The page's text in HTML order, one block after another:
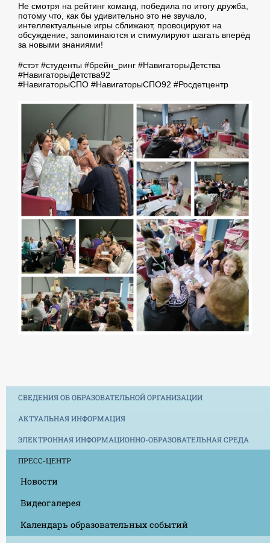
Не смотря на рейтинг команд, победила по итогу дружба,
потому что, как бы удивительно это не звучало,
интеллектуальные игры сближают, провоцируют на
обсуждение, запоминаются и стимулируют шагать вперёд
за новыми знаниями!
#стэт #студенты #брейн_ринг #НавигаторыДетства
#НавигаторыДетства92
#НавигаторыСПО #НавигаторыСПО92 #Росдетцентр
СВЕДЕНИЯ ОБ ОБРАЗОВАТЕЛЬНОЙ ОРГАНИЗАЦИИ
АКТУАЛЬНАЯ ИНФОРМАЦИЯ
ЭЛЕКТРОННАЯ ИНФОРМАЦИОННО-ОБРАЗОВАТЕЛЬНАЯ СРЕДА
ПРЕСС-ЦЕНТР
Новости
Видеогалерея
Календарь образовательных событий